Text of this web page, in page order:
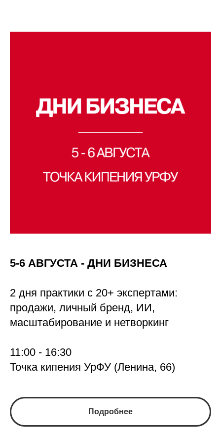
5-6 АВГУСТА - ДНИ БИЗНЕСА
2 дня практики с 20+ экспертами:
продажи, личный бренд, ИИ,
масштабирование и нетворкинг
11:00 - 16:30
Точка кипения УрФУ (Ленина, 66)
Подробнее